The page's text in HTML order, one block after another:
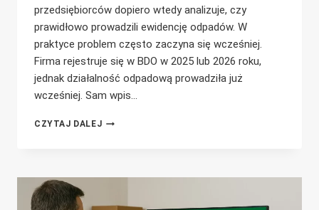
przedsiębiorców dopiero wtedy analizuje, czy
prawidłowo prowadzili ewidencję odpadów. W
praktyce problem często zaczyna się wcześniej.
Firma rejestruje się w BDO w 2025 lub 2026 roku,
jednak działalność odpadową prowadziła już
wcześniej. Sam wpis…
CZYTAJ DALEJKTO